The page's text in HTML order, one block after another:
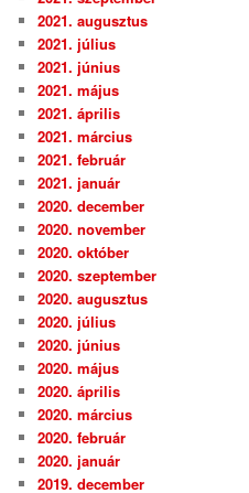
2021. augusztus
2021. július
2021. június
2021. május
2021. április
2021. március
2021. február
2021. január
2020. december
2020. november
2020. október
2020. szeptember
2020. augusztus
2020. július
2020. június
2020. május
2020. április
2020. március
2020. február
2020. január
2019. december